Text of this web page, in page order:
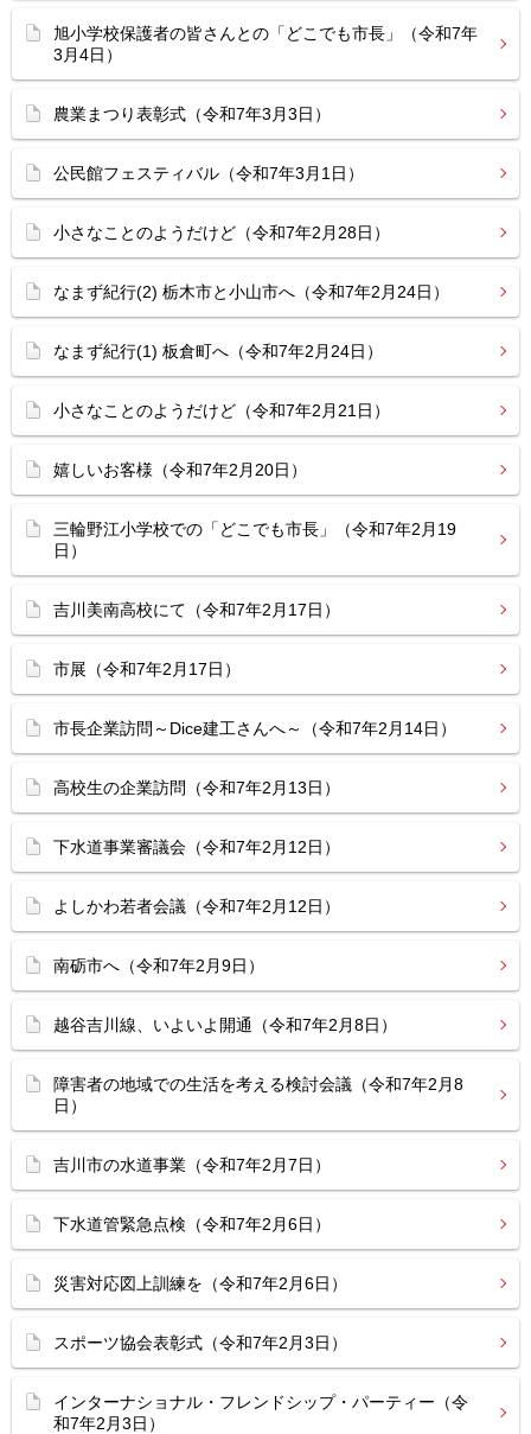
旭小学校保護者の皆さんとの「どこでも市長」（令和7年
3月4日）
農業まつり表彰式（令和7年3月3日）
公民館フェスティバル（令和7年3月1日）
小さなことのようだけど（令和7年2月28日）
なまず紀行(2) 栃木市と小山市へ（令和7年2月24日）
なまず紀行(1) 板倉町へ（令和7年2月24日）
小さなことのようだけど（令和7年2月21日）
嬉しいお客様（令和7年2月20日）
三輪野江小学校での「どこでも市長」（令和7年2月19
日）
吉川美南高校にて（令和7年2月17日）
市展（令和7年2月17日）
市長企業訪問～Dice建工さんへ～（令和7年2月14日）
高校生の企業訪問（令和7年2月13日）
下水道事業審議会（令和7年2月12日）
よしかわ若者会議（令和7年2月12日）
南砺市へ（令和7年2月9日）
越谷吉川線、いよいよ開通（令和7年2月8日）
障害者の地域での生活を考える検討会議（令和7年2月8
日）
吉川市の水道事業（令和7年2月7日）
下水道管緊急点検（令和7年2月6日）
災害対応図上訓練を（令和7年2月6日）
スポーツ協会表彰式（令和7年2月3日）
インターナショナル・フレンドシップ・パーティー（令
和7年2月3日）